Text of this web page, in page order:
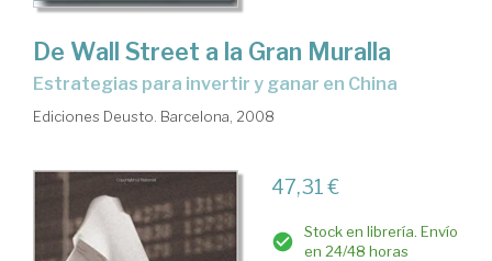
De Wall Street a la Gran Muralla
estrategias para invertir y ganar en China
Ediciones Deusto. Barcelona, 2008
47,31 €
Stock en librería. Envío
en 24/48 horas